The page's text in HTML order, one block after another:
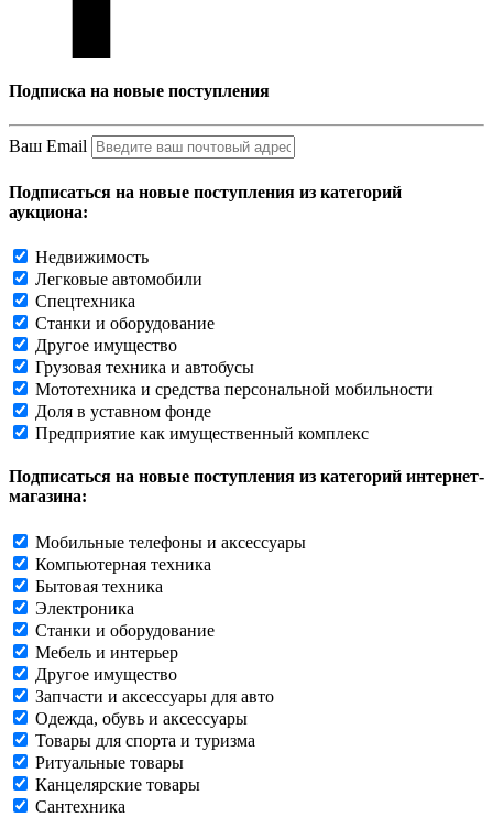
Подписка на новые поступления
Ваш Email
Подписаться на новые поступления из категорий
аукциона:
Недвижимость
Легковые автомобили
Спецтехника
Станки и оборудование
Другое имущество
Грузовая техника и автобусы
Мототехника и средства персональной мобильности
Доля в уставном фонде
Предприятие как имущественный комплекс
Подписаться на новые поступления из категорий интернет-
магазина:
Мобильные телефоны и аксессуары
Компьютерная техника
Бытовая техника
Электроника
Станки и оборудование
Мебель и интерьер
Другое имущество
Запчасти и аксессуары для авто
Одежда, обувь и аксессуары
Товары для спорта и туризма
Ритуальные товары
Канцелярские товары
Сантехника